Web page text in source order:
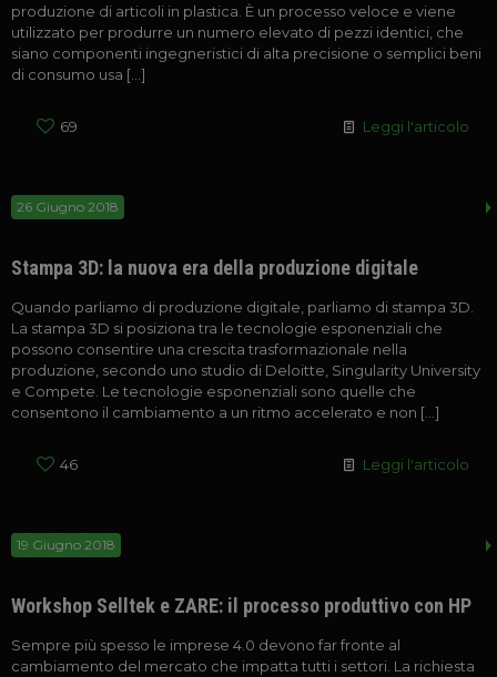
produzione di articoli in plastica. È un processo veloce e viene
utilizzato per produrre un numero elevato di pezzi identici, che
siano componenti ingegneristici di alta precisione o semplici beni
di consumo usa […]
69 Leggi l'articolo
26 Giugno 2018
Stampa 3D: la nuova era della produzione digitale
Quando parliamo di produzione digitale, parliamo di stampa 3D.
La stampa 3D si posiziona tra le tecnologie esponenziali che
possono consentire una crescita trasformazionale nella
produzione, secondo uno studio di Deloitte, Singularity University
e Compete. Le tecnologie esponenziali sono quelle che
consentono il cambiamento a un ritmo accelerato e non […]
46 Leggi l'articolo
19 Giugno 2018
Workshop Selltek e ZARE: il processo produttivo con HP
Sempre più spesso le imprese 4.0 devono far fronte al
cambiamento del mercato che impatta tutti i settori. La richiesta